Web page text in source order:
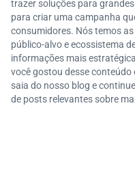
trazer soluções para
para criar uma campanha
consumidores. Nós temos
público-alvo e ecossistema
informações mais
você gostou desse conteúdo
saia do nosso blog e
de posts relevantes sobre